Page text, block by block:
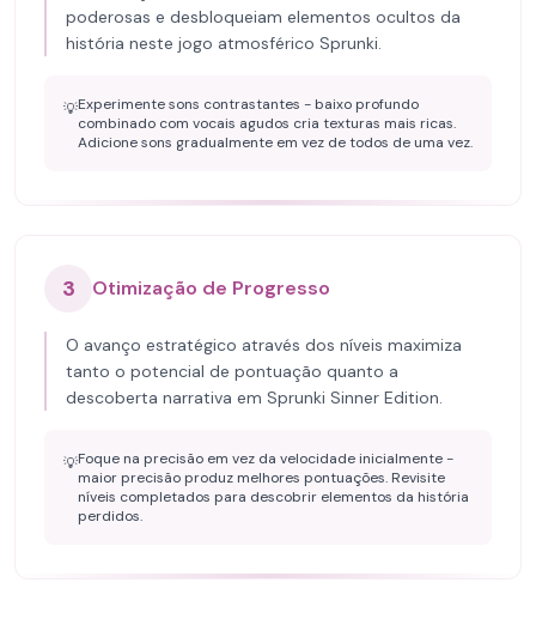
poderosas e desbloqueiam elementos ocultos da
história neste jogo atmosférico Sprunki.
💡Experimente sons contrastantes - baixo profundo
combinado com vocais agudos cria texturas mais ricas.
Adicione sons gradualmente em vez de todos de uma vez.
3 Otimização de Progresso
O avanço estratégico através dos níveis maximiza
tanto o potencial de pontuação quanto a
descoberta narrativa em Sprunki Sinner Edition.
💡Foque na precisão em vez da velocidade inicialmente -
maior precisão produz melhores pontuações. Revisite
níveis completados para descobrir elementos da história
perdidos.